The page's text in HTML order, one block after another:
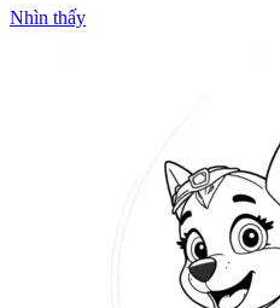
Nhìn thấy